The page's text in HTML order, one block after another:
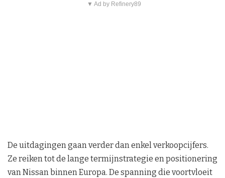
▼ Ad by Refinery89
De uitdagingen gaan verder dan enkel verkoopcijfers.
Ze reiken tot de lange termijnstrategie en positionering
van Nissan binnen Europa. De spanning die voortvloeit